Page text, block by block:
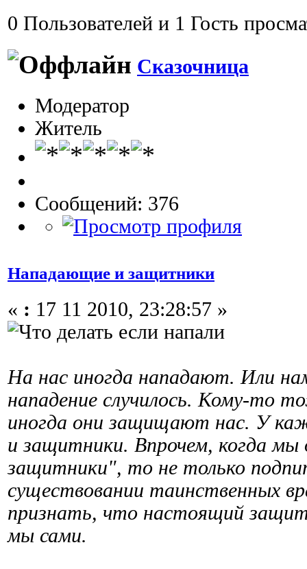
0 Пользователей и 1 Гость
Сказочница
Модератор
Житель
Сообщений: 376
Нападающие и защитники
« : 17 11 2010, 23:28:57 »
На нас иногда нападают. Или
нападение случилось. Кому-то
иногда они защищают нас. У
и защитники. Впрочем, когда
защитники", то не только
существовании таинственных
признать, что настоящий
мы сами.